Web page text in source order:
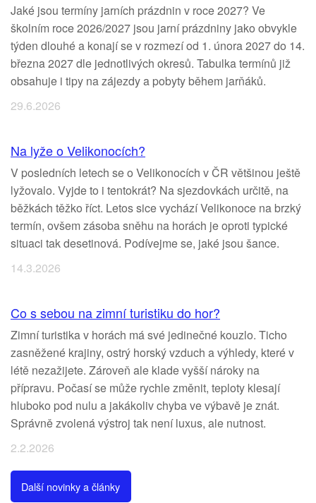
Jaké jsou termíny jarních prázdnin v roce 2027? Ve
školním roce 2026/2027 jsou jarní prázdniny jako obvykle
týden dlouhé a konají se v rozmezí od 1. února 2027 do 14.
března 2027 dle jednotlivých okresů. Tabulka termínů již
obsahuje i tipy na zájezdy a pobyty během jarňáků.
29.6.2026
Na lyže o Velikonocích?
V posledních letech se o Velikonocích v ČR většinou ještě
lyžovalo. Vyjde to i tentokrát? Na sjezdovkách určitě, na
běžkách těžko říct. Letos sice vychází Velikonoce na brzký
termín, ovšem zásoba sněhu na horách je oproti typické
situaci tak desetinová. Podívejme se, jaké jsou šance.
14.3.2026
Co s sebou na zimní turistiku do hor?
Zimní turistika v horách má své jedinečné kouzlo. Ticho
zasněžené krajiny, ostrý horský vzduch a výhledy, které v
létě nezažijete. Zároveň ale klade vyšší nároky na
přípravu. Počasí se může rychle změnit, teploty klesají
hluboko pod nulu a jakákoliv chyba ve výbavě je znát.
Správně zvolená výstroj tak není luxus, ale nutnost.
2.2.2026
Další novinky a články